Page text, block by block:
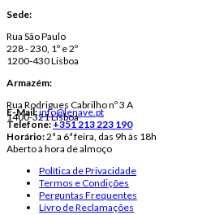
Sede:
Rua São Paulo
228 - 230, 1º e 2º
1200-430 Lisboa
Armazém:
Rua Rodrigues Cabrilho nº 3 A
1400-321 Lisboa
E-Mail:info@lenave.pt
Telefone:+351 213 223 190
Horário:2ª a 6ª feira, das 9h às 18h
Aberto à hora de almoço
Política de Privacidade
Termos e Condições
Perguntas Frequentes
Livro de Reclamações